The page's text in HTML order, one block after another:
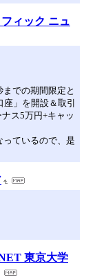
ィック ニュ
までの期間限定と
」を開設＆取引
ス5万円+キャッ
っているので、是
東京大学